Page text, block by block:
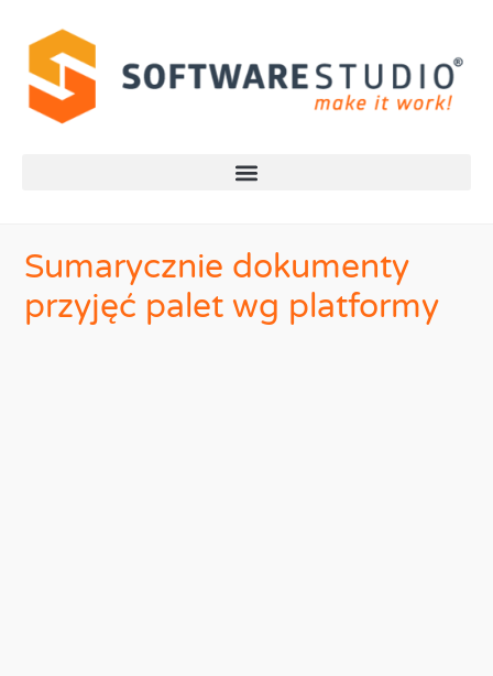
Sumarycznie dokumenty
przyjęć palet wg platformy